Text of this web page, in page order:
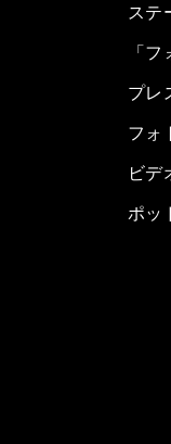
ステ
「
プレ
フォ
ビデ
ポッ